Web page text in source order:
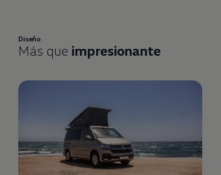
Diseño
Más que impresionante